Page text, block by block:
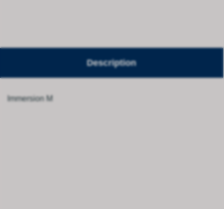
Description
Immersion M